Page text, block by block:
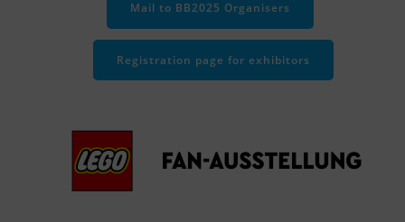
Mail to BB2025 Organisers
Registration page for exhibitors